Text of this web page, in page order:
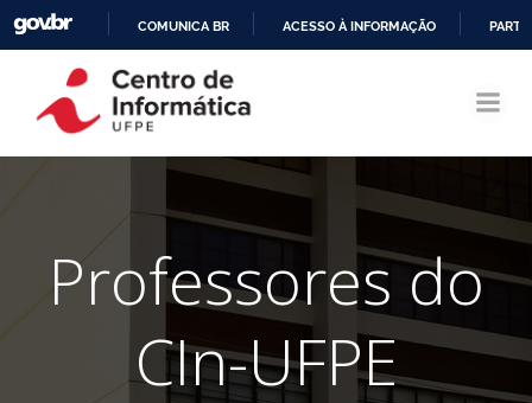
CONTEÚDO
COMUNICA BR ACESSO À INFORMAÇÃO
Professores do
CIn-UFPE